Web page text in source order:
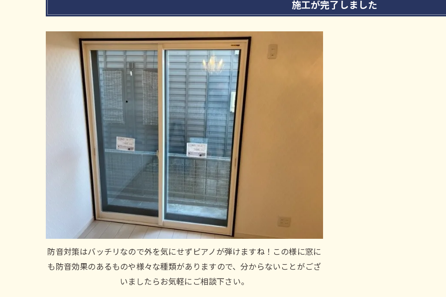
施工が完了しました
防音対策はバッチリなので外を気にせずピアノが弾けますね！この様に窓に
も防音効果のあるものや様々な種類がありますので、分からないことがござ
いましたらお気軽にご相談下さい。